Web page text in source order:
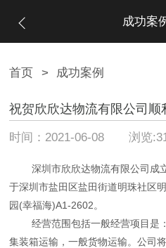
成功案
首页 > 成功案例
祝贺欣欣达物流有限公司
时间：2021-06-08 浏览
深圳市欣欣达物流有限公司成
于深圳市盐田区盐田街道明珠社区
园(幸福海)A1-2602。
经营范围包括一般经营项目是：
集装箱运输，一般货物运输。公司